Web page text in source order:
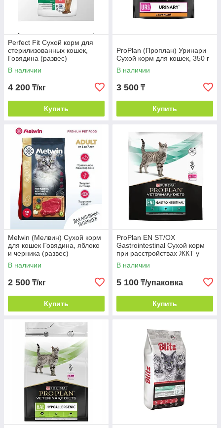
Perfect Fit Сухой корм для
стерилизованных кошек,
Говядина (развес)
В наличии
4 200 ₸/кг
Купить
ProPlan (Проплан) Уринари
Сухой корм для кошек, 350 г
В наличии
3 500 ₸
Купить
Melwin (Мелвин) Сухой корм
для кошек Говядина, яблоко
и черника (развес)
В наличии
2 500 ₸/кг
Купить
ProPlan EN ST/OX
Gastrointestinal Сухой корм
при расстройствах ЖКТ у
кошек и котят, 400 г
В наличии
5 100 ₸/упаковка
Купить